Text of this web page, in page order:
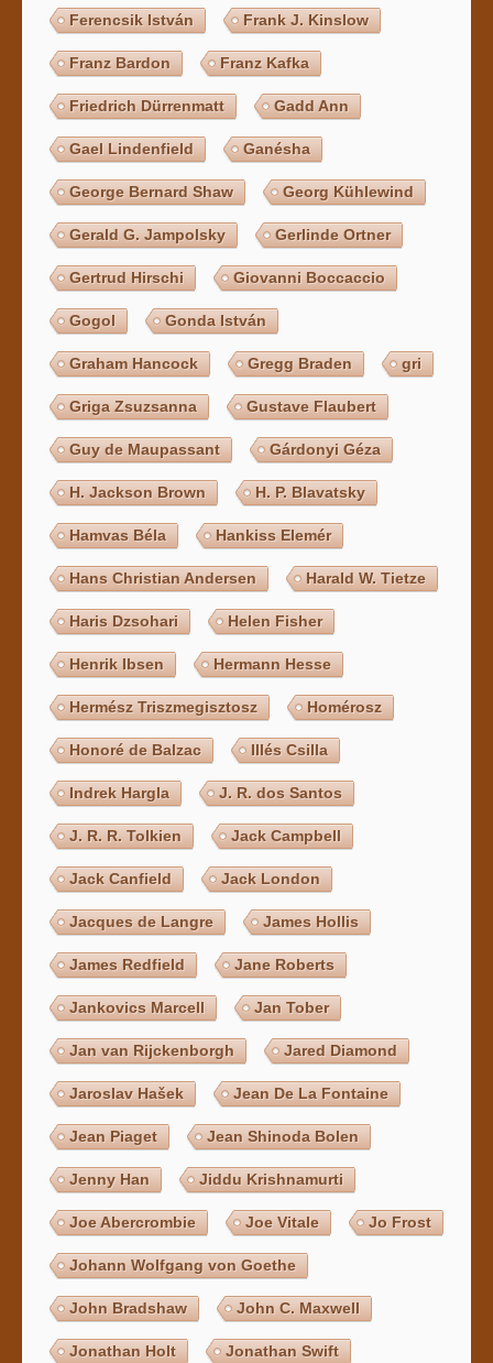
Ferencsik István Frank J. Kinslow
Franz Bardon Franz Kafka
Friedrich Dürrenmatt Gadd Ann
Gael Lindenfield Ganésha
George Bernard Shaw Georg Kühlewind
Gerald G. Jampolsky Gerlinde Ortner
Gertrud Hirschi Giovanni Boccaccio
Gogol Gonda István
Graham Hancock Gregg Braden gri
Griga Zsuzsanna Gustave Flaubert
Guy de Maupassant Gárdonyi Géza
H. Jackson Brown H. P. Blavatsky
Hamvas Béla Hankiss Elemér
Hans Christian Andersen Harald W. Tietze
Haris Dzsohari Helen Fisher
Henrik Ibsen Hermann Hesse
Hermész Triszmegisztosz Homérosz
Honoré de Balzac Illés Csilla
Indrek Hargla J. R. dos Santos
J. R. R. Tolkien Jack Campbell
Jack Canfield Jack London
Jacques de Langre James Hollis
James Redfield Jane Roberts
Jankovics Marcell Jan Tober
Jan van Rijckenborgh Jared Diamond
Jaroslav Hašek Jean De La Fontaine
Jean Piaget Jean Shinoda Bolen
Jenny Han Jiddu Krishnamurti
Joe Abercrombie Joe Vitale Jo Frost
Johann Wolfgang von Goethe
John Bradshaw John C. Maxwell
Jonathan Holt Jonathan Swift